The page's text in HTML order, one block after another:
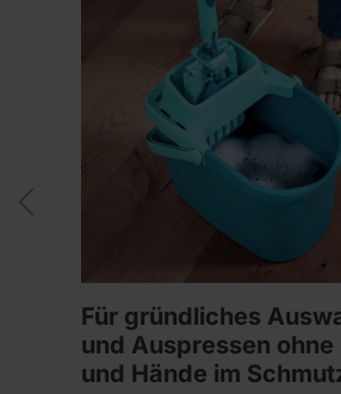
Für gründliches
und Auspressen ohne
und Hände im